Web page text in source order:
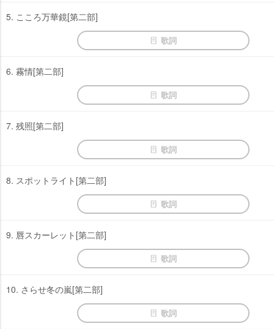
5. こころ万華鏡[第二部]
歌詞
6. 霧情[第二部]
歌詞
7. 残照[第二部]
歌詞
8. スポットライト[第二部]
歌詞
9. 唇スカーレット[第二部]
歌詞
10. さらせ冬の嵐[第二部]
歌詞